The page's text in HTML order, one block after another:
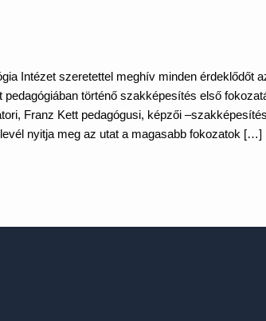
Intézet szeretettel meghív minden érdeklődőt
történő szakképesítés első
Franz Kett pedagógusi, képzői
nyitja meg az utat a magasabb fokozatok […]